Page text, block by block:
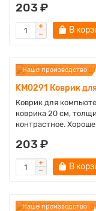
203 ₽
В
Наше производство
KM0291 Коврик
Коврик для
коврика 20 см,
контрастное.
203 ₽
В
Наше производство